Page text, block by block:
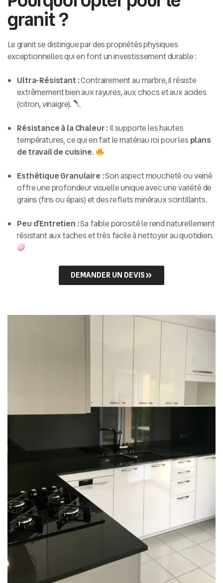
granit ?
Le granit se distingue par des propriétés physiques
exceptionnelles qui en font un investissement durable :
Ultra-Résistant :Contrairement au marbre, il résiste
extrêmement bien aux rayures, aux chocs et aux acides
(citron, vinaigre).
Résistance à la Chaleur :Il supporte les hautes
températures, ce qui en fait le matériau roi pour les plans
de travail de cuisine.
Esthétique Granulaire :Son aspect moucheté ou veiné
offre une profondeur visuelle unique avec une variété de
grains (fins ou épais) et des reflets minéraux scintillants.
Peu d’Entretien :Sa faible porosité le rend naturellement
résistant aux taches et très facile à nettoyer au quotidien.
DEMANDER UN DEVIS